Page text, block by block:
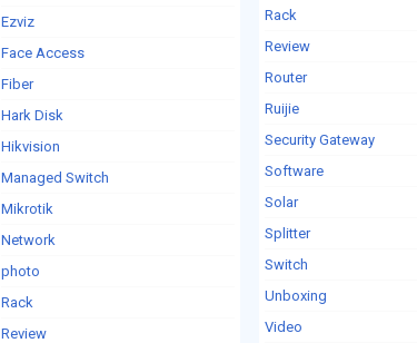
Ezviz
Face Access
Fiber
Hark Disk
Hikvision
Managed Switch
Mikrotik
Network
photo
Rack
Review
Rack
Review
Router
Ruijie
Security Gateway
Software
Solar
Splitter
Switch
Unboxing
Video